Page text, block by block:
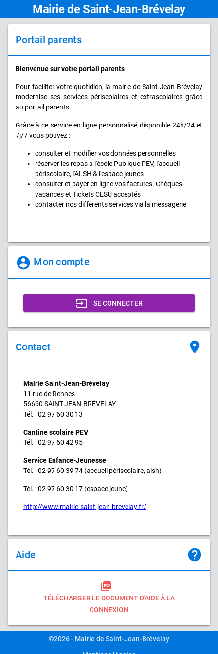
Mairie de Saint-Jean-Brévelay
Portail parents
Bienvenue sur votre portail parents
Pour faciliter votre quotidien, la mairie de Saint-Jean-Brévelay
modernise ses services périscolaires et extrascolaires grâce
au portail parents.
Grâce à ce service en ligne personnalisé disponible 24h/24 et
7j/7 vous pouvez :
consulter et modifier vos données personnelles
réserver les repas à l'école Publique PEV, l'accueil
périscolaire, l'ALSH & l'espace jeunes
consulter et payer en ligne vos factures. Chèques
vacances et Tickets CESU acceptés
contacter nos différents services via la messagerie
account_circle Mon compte
input SE CONNECTER
Contact place
Mairie Saint-Jean-Brévelay
11 rue de Rennes
56660 SAINT-JEAN-BRÉVELAY
Tél. : 02 97 60 30 13
Cantine scolaire PEV
Tél. : 02 97 60 42 95
Service Enfance-Jeunesse
Tél. :02 97 60 39 74 (accueil périscolaire, alsh)
Tél. : 02 97 60 30 17 (espace jeune)
http://www.mairie-saint-jean-brevelay.fr/
Aide help
picture_as_pdf
TÉLÉCHARGER LE DOCUMENT D'AIDE À LA
CONNEXION
©2026 - Mairie de Saint-Jean-Brévelay